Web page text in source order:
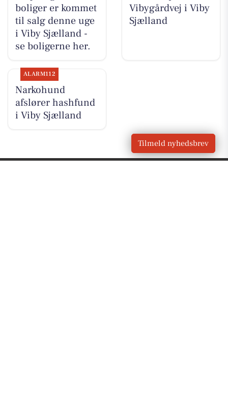
boliger er kommet
til salg denne uge
i Viby Sjælland -
se boligerne her.
Vibygårdvej i Viby
Sjælland
ALARM112
Narkohund
afslører hashfund
i Viby Sjælland
Tilmeld nyhedsbrev